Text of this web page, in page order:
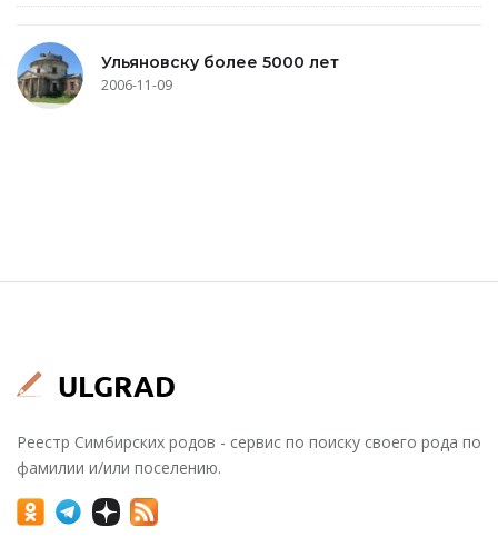
Ульяновску более 5000 лет
2006-11-09
Реестр Симбирских родов - сервис по поиску своего рода по
фамилии и/или поселению.